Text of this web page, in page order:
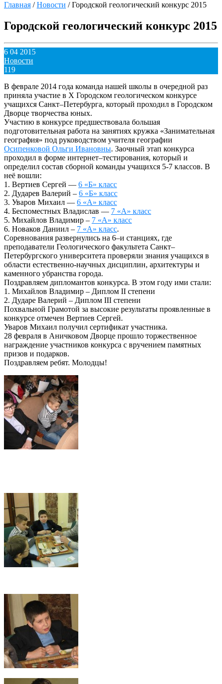
Главная /Новости /Городской геологический конкурс 2015
Городской геологический конкурс 2015
6 04 2015
Новости
119
В феврале 2014 года команда нашей школы в очередной раз
приняла участие в Х Городском геологическом конкурсе
учащихся Санкт–Петербурга, который проходил в Городском
Дворце творчества юных.
Участию в конкурсе предшествовала большая
подготовительная работа на занятиях кружка «Занимательная
география» под руководством учителя географии
Осипенковой Ольги Ивановны. Заочный этап конкурса
проходил в форме интернет–тестирования, который и
определил состав сборной команды учащихся 5-7 классов. В
неё вошли:
1. Вертиев Сергей — 6 «Б» класс
2. Дударев Валерий – 6 «Б» класс
3. Уваров Михаил — 6 «А» класс
4. Беспоместных Владислав — 7 «А» класс
5. Михайлов Владимир – 7 «А» класс
6. Новаков Даниил – 7 «А» класс.
Соревнования развернулись на 6–и станциях, где
преподаватели Геологического факультета Санкт–
Петербургского университета проверяли знания учащихся в
области естественно-научных дисциплин, архитектуры и
каменного убранства города.
Поздравляем дипломантов конкурса. В этом году ими стали:
1. Михайлов Владимир – Диплом II степени
2. Дударе Валерий – Диплом III степени
Похвальной Грамотой за высокие результаты проявленные в
конкурсе отмечен Вертиев Сергей.
Уваров Михаил получил сертификат участника.
28 февраля в Аничковом Дворце прошло торжественное
награждение участников конкурса с вручением памятных
призов и подарков.
Поздравляем ребят. Молодцы!